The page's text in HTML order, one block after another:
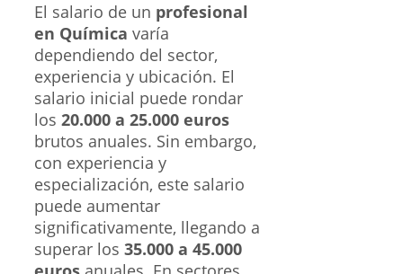
El salario de un profesional
en Química varía
dependiendo del sector,
experiencia y ubicación. El
salario inicial puede rondar
los 20.000 a 25.000 euros
brutos anuales. Sin embargo,
con experiencia y
especialización, este salario
puede aumentar
significativamente, llegando a
superar los 35.000 a 45.000